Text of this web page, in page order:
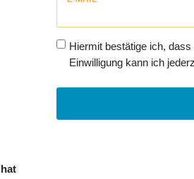
Hiermit bestätige ich,
Einwilligung kann ich